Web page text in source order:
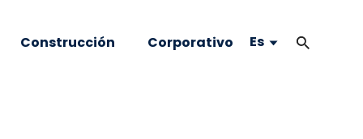
Construcción Corporativo Es